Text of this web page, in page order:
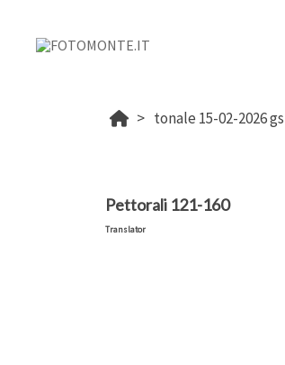
Pettorali 121-160
Translator